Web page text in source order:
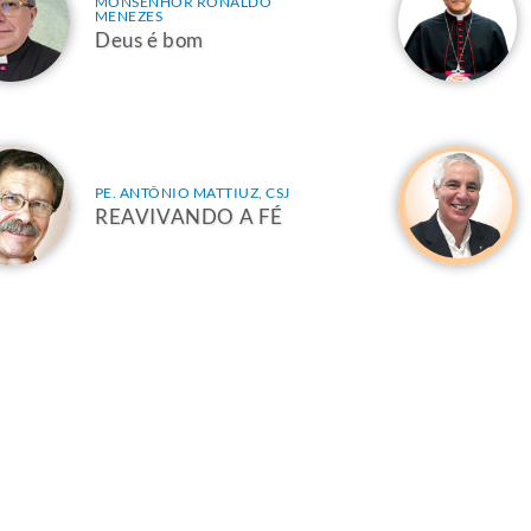
MENEZES
Deus é bom
PE. ANTÔNIO MATTIUZ, CSJ
REAVIVANDO A FÉ